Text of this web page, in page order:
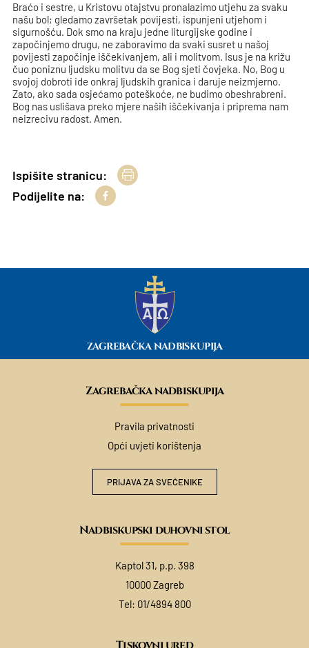
Braćo i sestre, u Kristovu otajstvu pronalazimo utjehu za svaku
našu bol; gledamo završetak povijesti, ispunjeni utjehom i
sigurnošću. Dok smo na kraju jedne liturgijske godine i
započinjemo drugu, ne zaboravimo da svaki susret u našoj
povijesti započinje iščekivanjem, ali i molitvom. Isus je na križu
čuo poniznu ljudsku molitvu da se Bog sjeti čovjeka. No, Bog u
svojoj dobroti ide onkraj ljudskih granica i daruje neizmjerno.
Zato, ako sada osjećamo poteškoće, ne budimo obeshrabreni.
Bog nas uslišava preko mjere naših iščekivanja i priprema nam
neizrecivu radost. Amen.
Ispišite stranicu:
Podijelite na:
ZAGREBAČKA NADBISKUPIJA
Zagrebačka nadbiskupija
Pravila privatnosti
Opći uvjeti korištenja
PRIJAVA ZA SVEĆENIKE
Nadbiskupski duhovni stol
Kaptol 31, p.p. 398
10000 Zagreb
Tel: 01/4894 800